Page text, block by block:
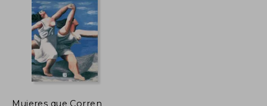
$ 60.000
$ 42.857
50%
dcto.
Mujeres que Corren